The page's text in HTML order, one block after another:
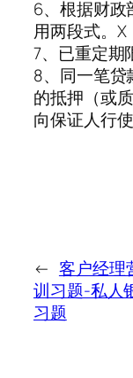
6、根据财政
用两段式。X
7、已重定期
8、同一笔贷
的抵押（或
向保证人行
← 客户经理
训习题-私人
习题